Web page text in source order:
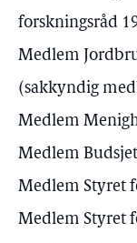
forskningsråd
Medlem
(sakkyndig
Medlem
Medlem
Medlem Styret
Medlem Styret